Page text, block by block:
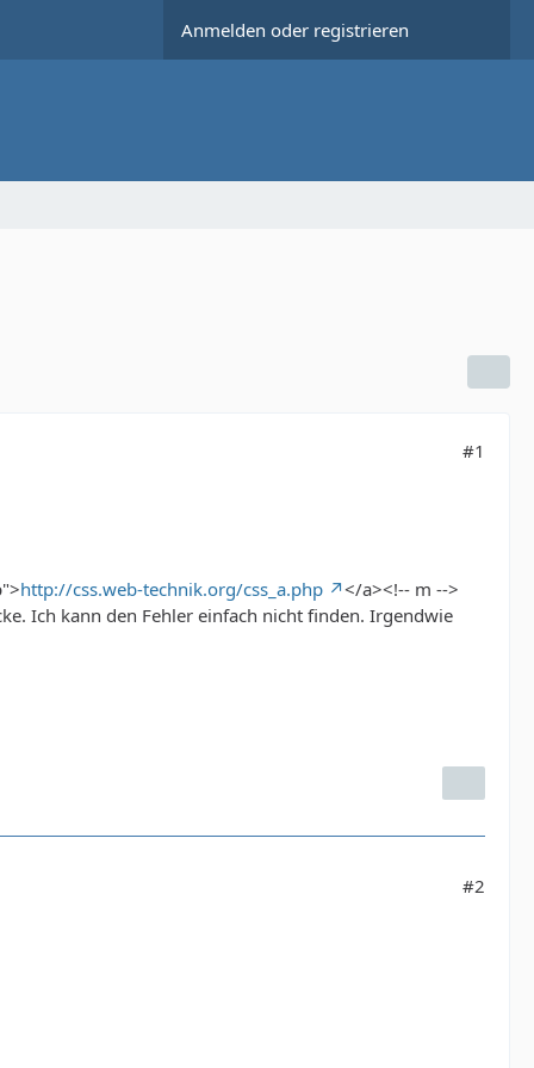
Anmelden oder registrieren
#1
http://css.web-technik.org/css_a.php
</a><!-- m -->
Ich kann den Fehler einfach nicht finden. Irgendwie
#2